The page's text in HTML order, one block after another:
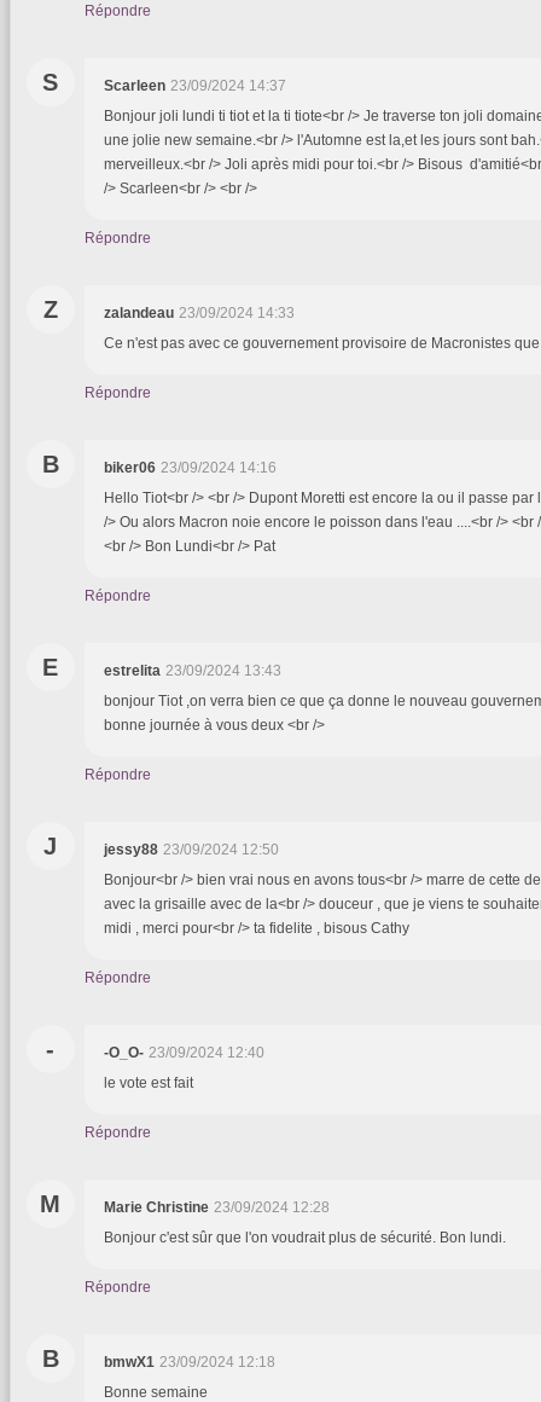
Répondre
S Scarleen 23/09/2024 14:37
Bonjour joli lundi ti tiot et la ti tiote<br /> Je traverse ton joli
une jolie new semaine.<br /> l'Automne est la,et les jours sont
merveilleux.<br /> Joli après midi pour toi.<br /> Bisous
/> Scarleen<br /> <br />
Répondre
Z zalandeau 23/09/2024 14:33
Ce n'est pas avec ce gouvernement provisoire de Macronistes
Répondre
B biker06 23/09/2024 14:16
Hello Tiot<br /> <br /> Dupont Moretti est encore la ou il passe par
/> Ou alors Macron noie encore le poisson dans l'eau ....<br /> <br
<br /> Bon Lundi<br /> Pat
Répondre
E estrelita 23/09/2024 13:43
bonjour Tiot ,on verra bien ce que ça donne le nouveau
bonne journée à vous deux <br />
Répondre
J jessy88 23/09/2024 12:50
Bonjour<br /> bien vrai nous en avons tous<br /> marre de cette
avec la grisaille avec de la<br /> douceur , que je viens te
midi , merci pour<br /> ta fidelite , bisous Cathy
Répondre
- -O_O- 23/09/2024 12:40
le vote est fait
Répondre
M Marie Christine 23/09/2024 12:28
Bonjour c'est sûr que l'on voudrait plus de sécurité. Bon lundi.
Répondre
B bmwX1 23/09/2024 12:18
Bonne semaine